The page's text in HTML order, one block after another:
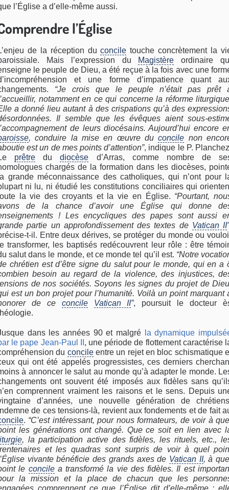
l’Église a d’elle-même aussi.
l’Église
de la réception duconcile touche concrètement la
Mais l’expression du Magistère ordinaire
le peuple de Dieu, a été reçue à la fois avec une
et une forme d’impatience quant
“Je crois que le peuple n’était pas prêt
notamment en ce qui concerne la réforme
a donné lieu autant à des crispations qu’à des
Il semble que les évêques aient sous-
de leurs diocésains. Aujourd’hui encore
, conduire la mise en œuvre duconcile non
est un de mes points d’attention”, indique le P.
prêtre dudiocèse d’Arras, comme nombre de
chargés de la formation dans les diocèses,
grande méconnaissance des catholiques, qui n’ont pour
ni lu, ni étudié les constitutions conciliaires qui
la vie des croyants et la vie en Église. “Pourtant,
de la chance d’avoir une Église qui donne
! Les encycliques des papes sont aussi
partie un approfondissement des textes de Vatican II”
t-il. Entre deux dérives, se protéger du monde ou
transformer, les baptisés redécouvrent leur rôle : être
salut dans le monde, et ce monde tel qu’il est. “Notre
chrétien est d’être signe du salut pour le monde, qui en a
besoin au regard de la violence, des injustices,
de nos sociétés. Soyons les signes du projet de
est un bon projet pour l’humanité. Voilà un point marquant
de ce concile Vatican II”, poursuit le docteur
dans les années 90 et malgré
la dynamique
le pape Jean-Paul II , une période de flottement caractérise
du concileentre un rejet en bloc schismatique
qui ont été appelés progressistes, ces derniers
à annoncer le salut au monde qu’à adapter le monde.
ont souvent été imposés aux fidèles sans
comprennent vraiment les raisons et le sens. Depuis
d’années, une nouvelle génération de
de ces tensions-là, revient aux fondements et de fait
. “C’est intéressant, pour nous formateurs, de voir à
les générations ont changé. Que ce soit en lien avec
, la participation active des fidèles, les rituels, etc.,
et les quadras sont surpris de voir à quel
vivante bénéficie des grands axes de Vatican II, à
le concilea transformé la vie des fidèles. Il est
la mission et la place de chacun que les